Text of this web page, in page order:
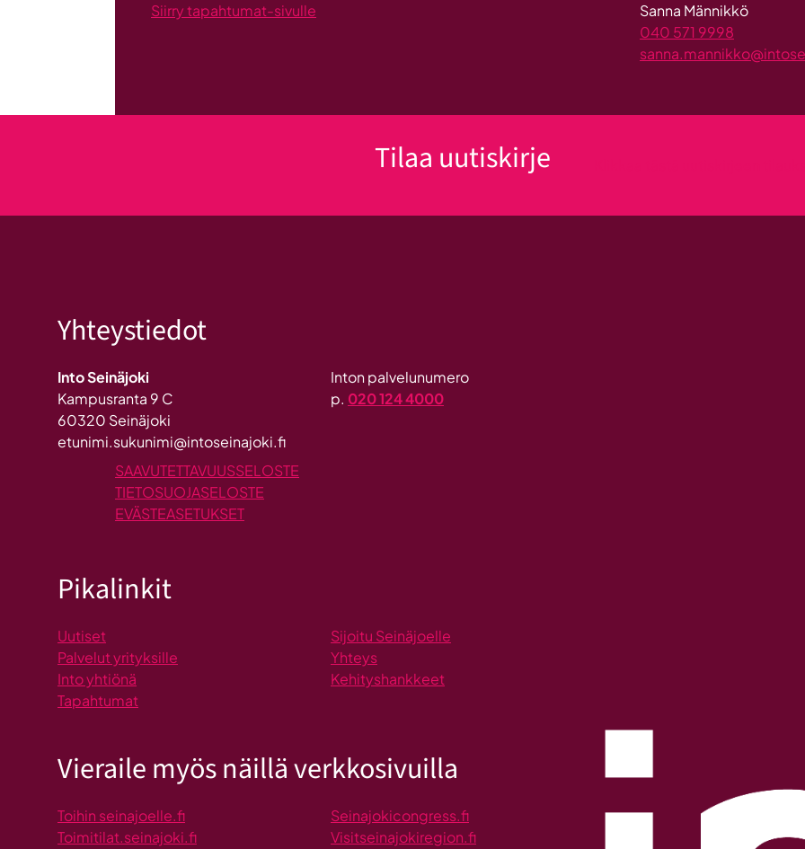
Siirry tapahtumat-sivulle
Sanna Männikkö
040 571 9998
Tilaa uutiskirje
Yhteystiedot
Into Seinäjoki
Kampusranta 9 C
60320 Seinäjoki
etunimi.sukunimi@intoseinajoki.fi
Inton palvelunumero
p. 020 124 4000
SAAVUTETTAVUUSSELOSTE
TIETOSUOJASELOSTE
EVÄSTEASETUKSET
Pikalinkit
Uutiset
Palvelut yrityksille
Into yhtiönä
Tapahtumat
Sijoitu Seinäjoelle
Yhteys
Kehityshankkeet
Vieraile myös näillä verkkosivuilla
Toihin seinajoelle.fi
Toimitilat.seinajoki.fi
Seinajokicongress.fi
Visitseinajokiregion.fi